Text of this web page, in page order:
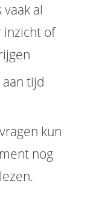
al
of
tijd
kun
nog